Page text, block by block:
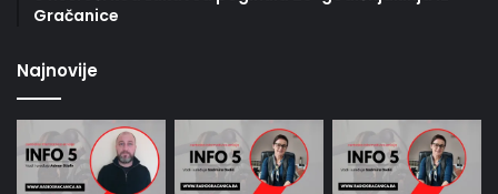
Gračanice
Najnovije